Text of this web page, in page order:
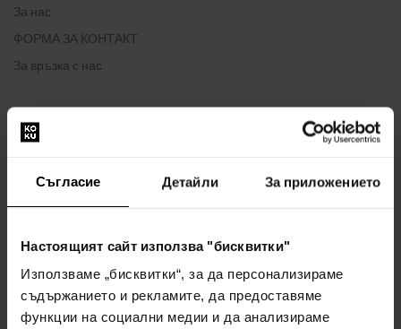
Съгласие Детайли За приложението
Настоящият сайт използва "бисквитки"
Използваме „бисквитки“, за да персонализираме
съдържанието и рекламите, да предоставяме
функции на социални медии и да анализираме
За нас
ФОРМА ЗА КОНТАКТ
За връзка с нас
ВСИЧКО ЗА ПАЗАРУВАНЕТО
Общи правила и условия
Политика за поверителност
ФОРМУЛЯР ЗА ОПЛАКВАНЕ
Кога ще получа поръчаните стоки?
Защо парфюми и часовници от нас?